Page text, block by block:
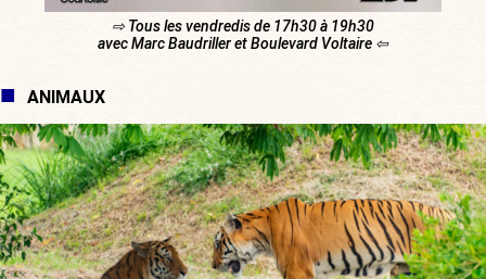
⇨ Tous les vendredis de 17h30 à 19h30
avec Marc Baudriller et Boulevard Voltaire ⇦
ANIMAUX